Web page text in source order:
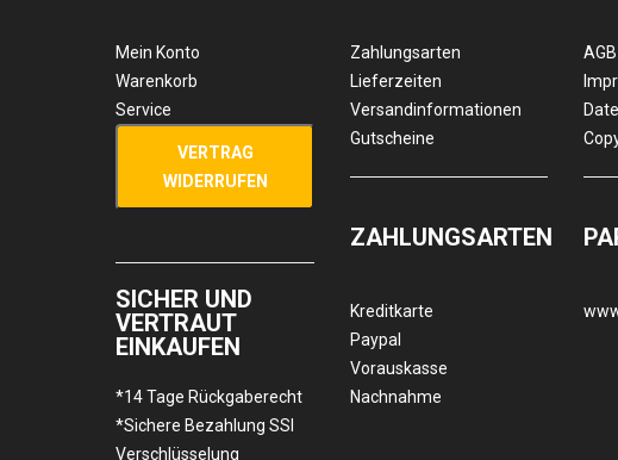
Mein Konto
Warenkorb
Service
VERTRAG
WIDERRUFEN
SICHER UND
VERTRAUT
EINKAUFEN
*14 Tage Rückgaberecht
*Sichere Bezahlung SSl
Verschlüsselung
Zahlungsarten
Lieferzeiten
Versandinformationen
Gutscheine
ZAHLUNGSARTEN
Kreditkarte
Paypal
Vorauskasse
Nachnahme
AGB